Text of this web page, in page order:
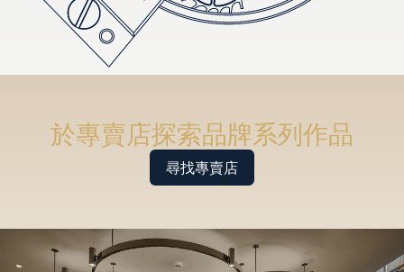
於專賣店探索品牌系列作品
尋找專賣店